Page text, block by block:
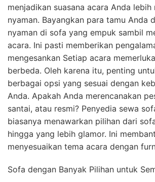
menjadikan suasana acara Anda lebih
nyaman. Bayangkan para tamu Anda
nyaman di sofa yang empuk sambil
acara. Ini pasti memberikan
mengesankan Setiap acara
berbeda. Oleh karena itu, penting
berbagai opsi yang sesuai dengan
Anda. Apakah Anda merencanakan
santai, atau resmi? Penyedia sewa
biasanya menawarkan pilihan dari
hingga yang lebih glamor. Ini
menyesuaikan tema acara dengan
Sofa dengan Banyak Pilihan untuk